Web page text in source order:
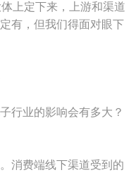
上定下来，上游和渠道
有，但我们得面对眼下
行业的影响会有多大？
消费端线下渠道受到的